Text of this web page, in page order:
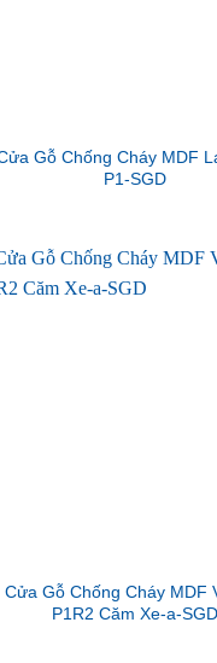
Gỗ Chống Cháy MDF
P1-SGD
Cửa Gỗ Chống Cháy MDF
P1R2 Căm Xe-a-SGD